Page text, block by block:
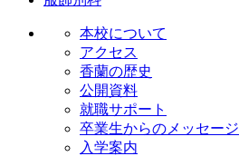
本校について
アクセス
香蘭の歴史
公開資料
就職サポート
卒業生からのメッセージ
入学案内